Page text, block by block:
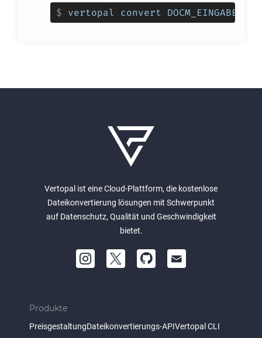
$ vertopal convert
Vertopal ist eine Cloud-Plattform, die kostenlose
Dateikonvertierung lösungen mit Schwerpunkt
auf Datenschutz, Qualität und Geschwindigkeit
bietet.
Produkte
PreisgestaltungDateikonvertierungs-APIVertopal CLI